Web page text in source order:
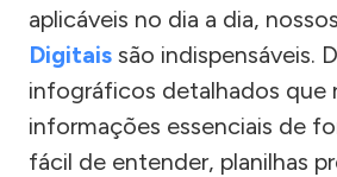
aplicáveis no dia a dia, nossos
Digitais são indispensáveis.
infográficos detalhados que
informações essenciais de
fácil de entender, planilhas